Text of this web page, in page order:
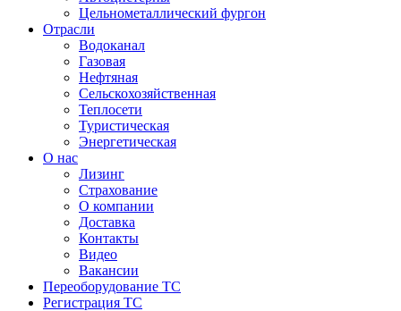
Цельнометаллический фургон
Отрасли
Водоканал
Газовая
Нефтяная
Сельскохозяйственная
Теплосети
Туристическая
Энергетическая
О нас
Лизинг
Страхование
О компании
Доставка
Контакты
Видео
Вакансии
Переоборудование ТС
Регистрация ТС